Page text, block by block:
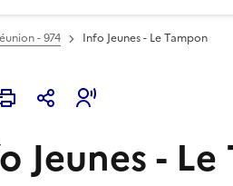
- 974 Info Jeunes - Le Tampon
Jeunes -